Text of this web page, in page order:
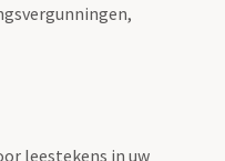
leestekens in uw